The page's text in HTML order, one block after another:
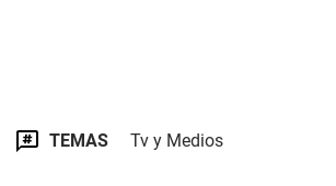
TEMAS Tv y Medios